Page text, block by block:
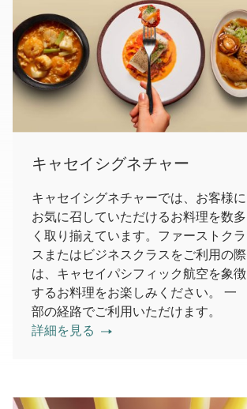
キャセイシグネチャー
キャセイシグネチャーでは、お客様に
お気に召していただけるお料理を数多
く取り揃えています。ファーストクラ
スまたはビジネスクラスをご利用の際
は、キャセイパシフィック航空を象徴
するお料理をお楽しみください。 一
部の経路でご利用いただけます。
詳細を見る